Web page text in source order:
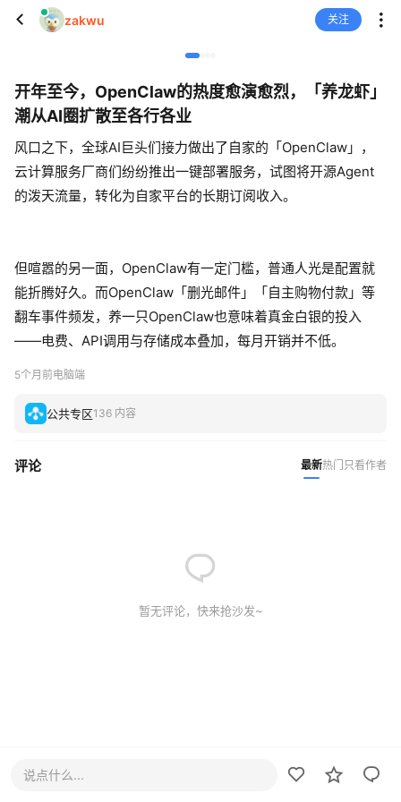
zakwu 关注
开年至今，OpenClaw的热度愈演愈烈，「养龙虾」
潮从AI圈扩散至各行各业
风口之下，全球AI巨头们接力做出了自家的「OpenClaw」，
云计算服务厂商们纷纷推出一键部署服务，试图将开源Agent
的泼天流量，转化为自家平台的长期订阅收入。
但喧嚣的另一面，OpenClaw有一定门槛，普通人光是配置就
能折腾好久。而OpenClaw「删光邮件」「自主购物付款」等
翻车事件频发，养一只OpenClaw也意味着真金白银的投入
——电费、API调用与存储成本叠加，每月开销并不低。
5个月前电脑端
公共专区136 内容
评论 最新热门 只看作者
暂无评论，快来抢沙发~
说点什么...